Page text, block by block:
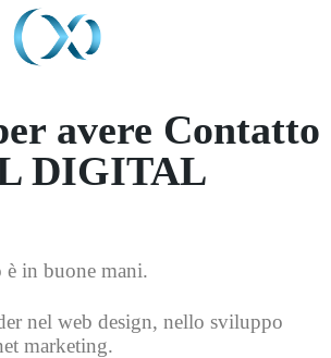
avere Contatto
DIGITAL
è in buone mani.
nel web design, nello sviluppo
marketing.